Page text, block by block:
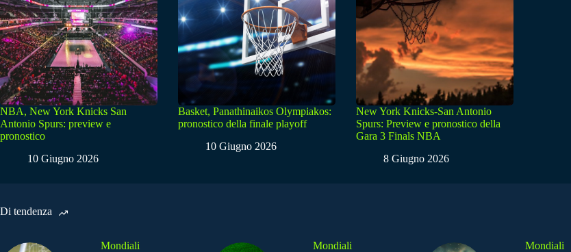
NBA, New York Knicks San
Antonio Spurs: preview e
pronostico
10 Giugno 2026
Basket, Panathinaikos Olympiakos:
pronostico della finale playoff
10 Giugno 2026
New York Knicks-San Antonio
Spurs: Preview e pronostico della
Gara 3 Finals NBA
8 Giugno 2026
Di tendenza
Mondiali Mondiali Mondiali